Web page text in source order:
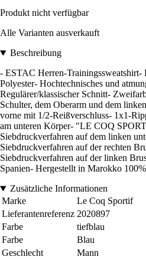
Produkt nicht verfügbar
Alle Varianten ausverkauft
Beschreibung
- ESTAC Herren-Trainingssweatshirt-
Polyester- Hochtechnisches und
Regulärer/klassischer Schnitt-
Schulter, dem Oberarm und dem
vorne mit 1/2-Reißverschluss- 1x1-
am unteren Körper- "LE COQ
Siebdruckverfahren auf dem linken
Siebdruckverfahren auf der rechten
Siebdruckverfahren auf der linken
Spanien- Hergestellt in Marokko
Zusätzliche Informationen
Marke
Le Coq Sportif
Lieferantenreferenz 2020897
Farbe
tiefblau
Farbe
Blau
Geschlecht
Mann